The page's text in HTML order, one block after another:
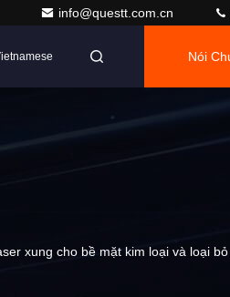
info@questt.com.cn
Nói
xung cho bề mặt kim loại và loại